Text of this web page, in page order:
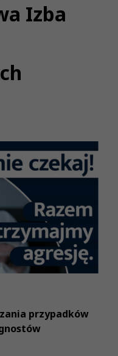
Izba
przypadków